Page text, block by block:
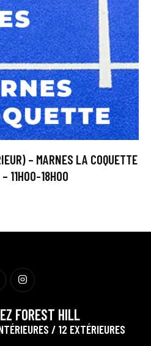
– MARNES LA COQUETTE
11H00-18H00
FOREST HILL
/ 12 EXTÉRIEURES